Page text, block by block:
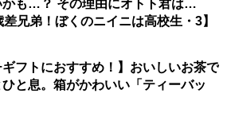
かも…？ その理由にオトト君は…
差兄弟！ぼくのニイニは高校生・3】
ギフトにおすすめ！】おいしいお茶で
と息。箱がかわいい「ティーバッ